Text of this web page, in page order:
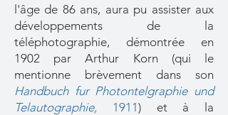
l'âge de 86 ans, aura pu assister aux
développements de la
téléphotographie, démontrée en
1902 par Arthur Korn (qui le
mentionne brèvement dans son
Handbuch fur Photontelgraphie und
Telautographie, 1911) et à la